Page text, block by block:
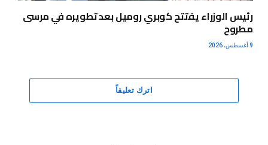
رئيس الوزراء يفتتح كوبري روميل بعد تطويره في مرسى
مطروح
9 أغسطس، 2026
اترك تعليقاً